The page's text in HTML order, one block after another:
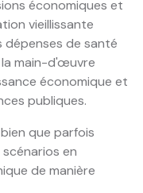
économiques et
vieillissante
de santé
main-d'œuvre
économique et
publiques.
que parfois
en
de manière